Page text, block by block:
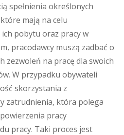
spełnienia określonych
mają na celu
pobytu oraz pracy w
pracodawcy muszą zadbać o
zezwoleń na pracę dla swoich
W przypadku obywateli
skorzystania z
zatrudnienia, która polega
pracy
pracy. Taki proces jest